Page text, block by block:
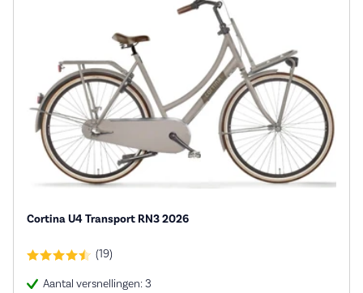
Cortina U4 Transport RN3 2026
(19)
Aantal versnellingen: 3